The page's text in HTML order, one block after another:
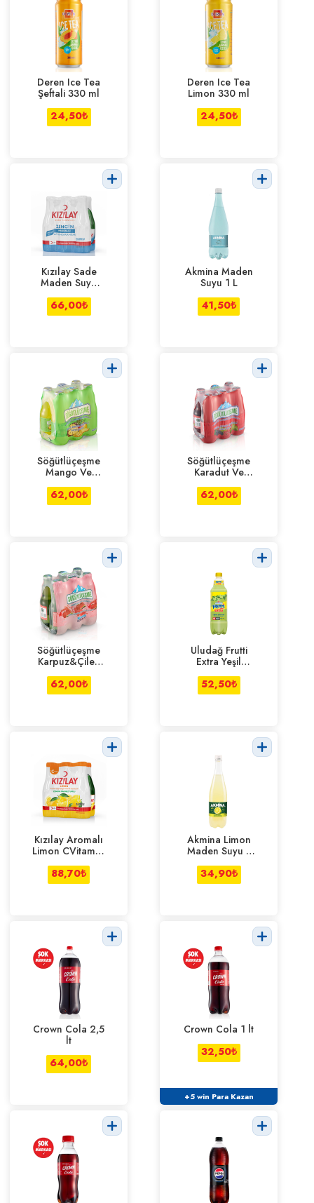
Deren Ice Tea
Şeftali 330 ml
24,50₺
Deren Ice Tea
Limon 330 ml
24,50₺
Kızılay Sade
Maden Suyu
6*200 ml
66,00₺
Akmina Maden
Suyu 1 L
41,50₺
Söğütlüçeşme
Mango Ve
Ananas Aromalı
6*200 ml
62,00₺
Söğütlüçeşme
Karadut Ve
Frenk Üzümü
6*200 ml
62,00₺
Söğütlüçeşme
Karpuz&Çilek
Maden Suyu
6*200 ml
62,00₺
Uludağ Frutti
Extra Yeşil
Limonlu 1 l
52,50₺
Kızılay Aromalı
Limon CVitamini
6*200 ml
88,70₺
Akmina Limon
Maden Suyu 1
Lt
34,90₺
Crown Cola 2,5
lt
64,00₺
Crown Cola 1 lt
32,50₺
+5 win Para Kazan